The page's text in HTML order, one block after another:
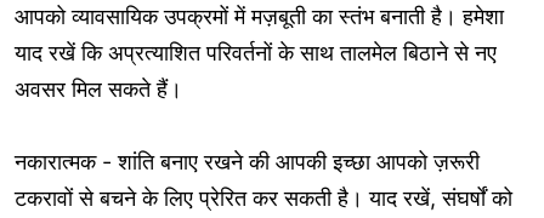
आपको व्यावसायिक उपक्रमों में मज़बूती का स्तंभ बनाती है। हमेशा
याद रखें कि अप्रत्याशित परिवर्तनों के साथ तालमेल बिठाने से नए
अवसर मिल सकते हैं।
नकारात्मक - शांति बनाए रखने की आपकी इच्छा आपको ज़रूरी
टकरावों से बचने के लिए प्रेरित कर सकती है। याद रखें, संघर्षों को